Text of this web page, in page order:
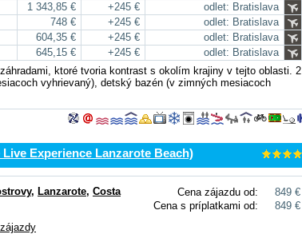
1 343,85 € +245 €
odlet: Bratislava
748 € +245 €
odlet: Bratislava
604,35 € +245 €
odlet: Bratislava
645,15 € +245 €
odlet: Bratislava
ktoré tvoria kontrast s okolím krajiny v tejto oblasti. 2
vyhrievaný), detský bazén (v zimných mesiacoch
Experience Lanzarote Beach)
Cena zájazdu od:
849 €
Cena s príplatkami od:
849 €
, Lanzarote, Costa